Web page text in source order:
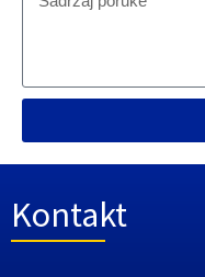
Kontakt